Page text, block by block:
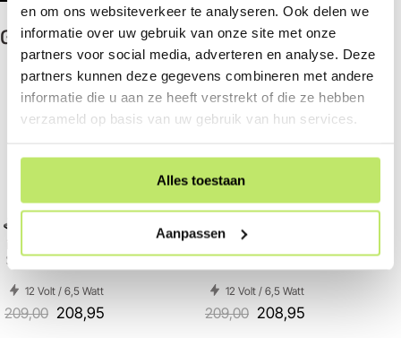
en om ons websiteverkeer te analyseren. Ook delen we
informatie over uw gebruik van onze site met onze
partners voor social media, adverteren en analyse. Deze
partners kunnen deze gegevens combineren met andere
informatie die u aan ze heeft verstrekt of die ze hebben
verzameld op basis van uw gebruik van hun services.
Alles toestaan
Aanpassen
Gerelateerde producten
Silver | Wandlamp Buiten
12 Volt / 6,5 Watt
209,00 208,95
in-lite | ACE Up-Down Dark |
Wandlamp Buiten
12 Volt / 6,5 Watt
209,00 208,95